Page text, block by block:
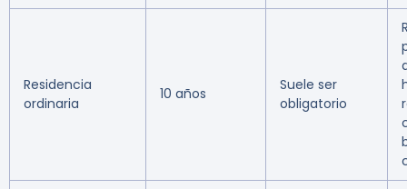
Residencia
ordinaria
10 años
Suele ser
obligatorio